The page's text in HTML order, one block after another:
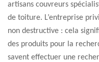
artisans couvreurs
de toiture. L’entreprise
non destructive : cela
des produits pour la
savent effectuer une